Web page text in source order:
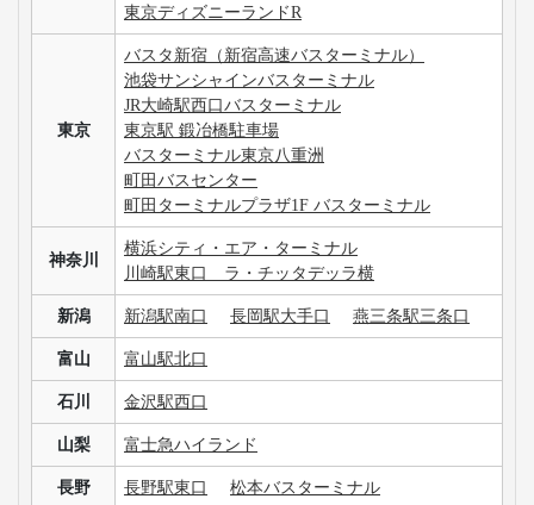
東京ディズニーランドR
東京
バスタ新宿（新宿高速バスターミナル）
池袋サンシャインバスターミナル
JR大崎駅西口バスターミナル
東京駅 鍛冶橋駐車場
バスターミナル東京八重洲
町田バスセンター
町田ターミナルプラザ1F バスターミナル
神奈川
横浜シティ・エア・ターミナル
川崎駅東口 ラ・チッタデッラ横
新潟 新潟駅南口 長岡駅大手口 燕三条駅三条口
富山 富山駅北口
石川 金沢駅西口
山梨 富士急ハイランド
長野 長野駅東口 松本バスターミナル